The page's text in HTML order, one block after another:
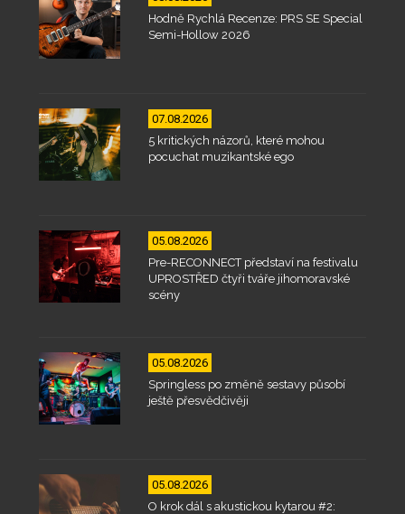
Hodně Rychlá Recenze: PRS SE Special
Semi-Hollow 2026
07.08.2026
5 kritických názorů, které mohou
pocuchat muzikantské ego
05.08.2026
Pre-RECONNECT představí na festivalu
UPROSTŘED čtyři tváře jihomoravské
scény
05.08.2026
Springless po změně sestavy působí
ještě přesvědčivěji
05.08.2026
O krok dál s akustickou kytarou #2: